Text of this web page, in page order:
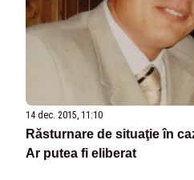
14 dec. 2015, 11:10
Răsturnare de situaţie în
Ar putea fi eliberat